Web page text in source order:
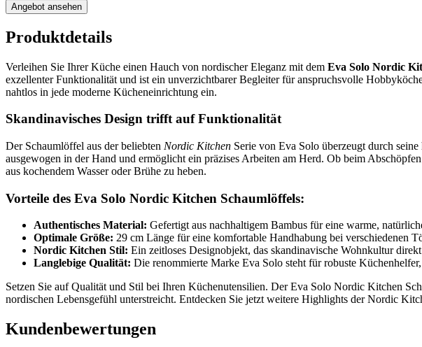
Angebot ansehen
Produktdetails
Verleihen Sie Ihrer Küche einen Hauch von nordischer Eleganz mit dem Eva Solo Nordic
exzellenter Funktionalität und ist ein unverzichtbarer Begleiter für anspruchsvolle
nahtlos in jede moderne Kücheneinrichtung ein.
Skandinavisches Design trifft auf Funktionalität
Der Schaumlöffel aus der beliebten Nordic Kitchen Serie von Eva Solo überzeugt durch
ausgewogen in der Hand und ermöglicht ein präzises Arbeiten am Herd. Ob beim
aus kochendem Wasser oder Brühe zu heben.
Vorteile des Eva Solo Nordic Kitchen Schaumlöffels:
Authentisches Material: Gefertigt aus nachhaltigem Bambus für eine warme,
Optimale Größe: 29 cm Länge für eine komfortable Handhabung bei verschiedenen
Nordic Kitchen Stil: Ein zeitloses Designobjekt, das skandinavische Wohnkultur
Langlebige Qualität: Die renommierte Marke Eva Solo steht für robuste
Setzen Sie auf Qualität und Stil bei Ihren Küchenutensilien. Der Eva Solo Nordic Kitchen
nordischen Lebensgefühl unterstreicht. Entdecken Sie jetzt weitere Highlights der Nordic
Kundenbewertungen